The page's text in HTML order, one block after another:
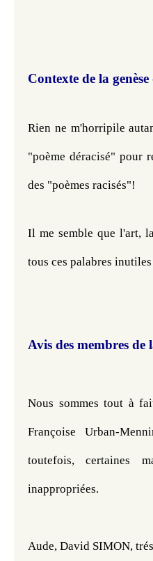
Contexte de la
Rien ne m'horripile
"poème déracisé" pour
des "poèmes racisés"!
Il me semble que l'art,
tous ces palabres
Avis des membres
Nous sommes tout à
Françoise Urban-
toutefois, certaines
inappropriées.
Aude, David SIMON,